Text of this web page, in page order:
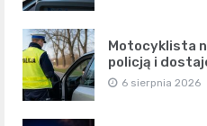
Motocyklista
policją i
6 sierpnia 2026